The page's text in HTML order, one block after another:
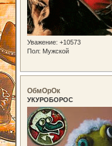
Уважение: +10573
Пол: Мужской
ОбмОрОк
УКУРОБОРОС